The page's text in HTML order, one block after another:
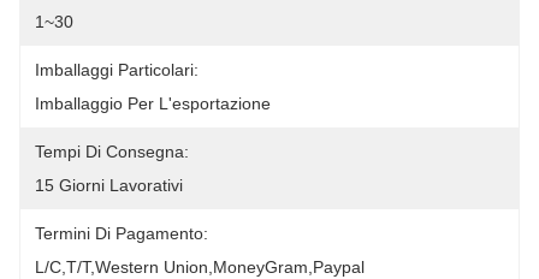
1~30
Imballaggi Particolari:
Imballaggio Per L'esportazione
Tempi Di Consegna:
15 Giorni Lavorativi
Termini Di Pagamento:
L/C,T/T,Western Union,MoneyGram,Paypal